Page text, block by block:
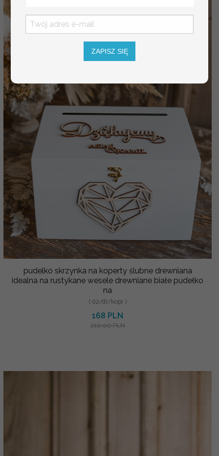
pudelko skrzynka na koperty ślubne drewniana
idealna na rustykane wesele drewniane białe pudełko
na
( 02/dr/kopr )
168 PLN
210.00 PLN
ZAPISZ SIĘ